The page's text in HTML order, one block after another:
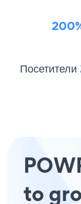
Посетители
to